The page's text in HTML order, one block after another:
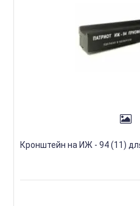
Кронштейн на ИЖ - 94 (11)